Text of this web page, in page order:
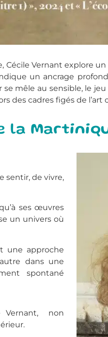
Cécile Vernant explore
un ancrage
mêle au sensible, le
des cadres figés de l’art
la
sentir, de vivre,
ses œuvres
un univers où
une approche
dans une
spontané
Vernant, non